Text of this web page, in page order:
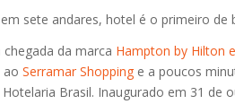
sete andares, hotel é o primeiro de
da marca Hampton by Hilton
ao Serramar Shopping e a poucos
Brasil. Inaugurado em 31 de